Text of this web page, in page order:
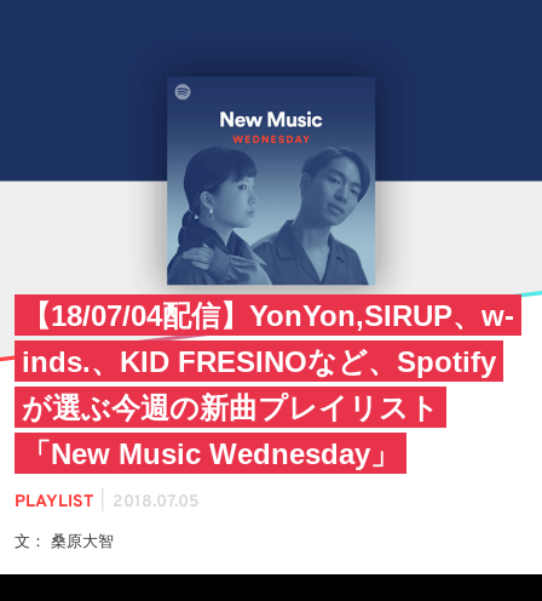
【18/07/04配信】YonYon,SIRUP、w-
inds.、KID FRESINOなど、Spotify
が選ぶ今週の新曲プレイリスト
「New Music Wednesday」
PLAYLIST 2018.07.05
文： 桑原大智